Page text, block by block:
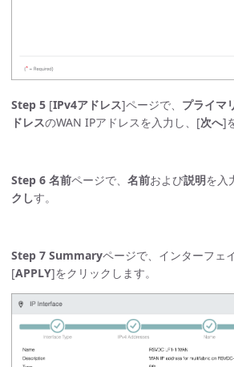
Step 5 [IPv4アドレス]ページで、 プライマ
ドレスのWAN IPアドレスを入力し、[次へ]
Step 6 名前ページで、 名前および説明を入
クしす。
Step 7 Summaryページで、インターフェ
[APPLY]をクリックします。